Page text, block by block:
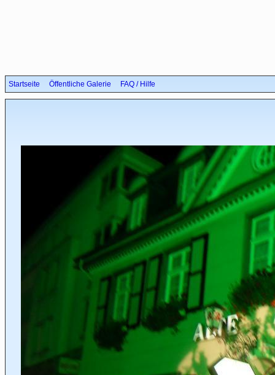
Startseite Öffentliche Galerie FAQ / Hilfe